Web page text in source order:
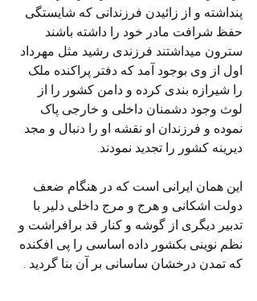
پنداشته و از زائیدن فرزندانی که شایستگی
حفظ شرافت مادر خود را داشته باشند
سترون میداشتند فرزندی رشید مثل مهرداد
اول از وی بوجود آمد که دفتر پراکنده ملک
را شیرازه بندی کرده و دامن کشور را از
لوث وجود دشمنان داخلی و خارجی پاک
نموده و فرزندان او نقشه او را دنبال و مجد
دیرینه کشور را تجدید نمودند.
این همان ایرانی است که در هنگام ضعف
دولت اشکانی و هرج و مرج داخلی دلیر با
تدبیر دیگری از گوشه و کنار قد برافراشت و
نظم نوینی بکشور داده اساسی را پی افکنده
که تمدن درخشان ساسانی بر آن بنا گردید .